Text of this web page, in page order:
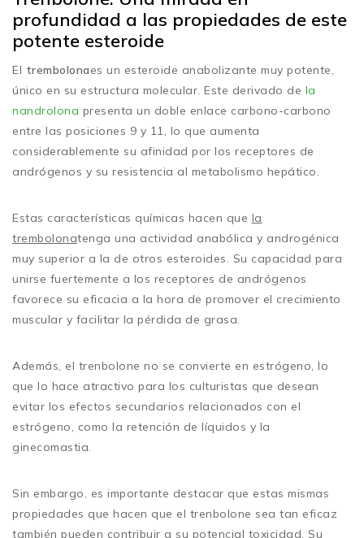
profundidad a las propiedades de este
potente esteroide
El trembolonaes un esteroide anabolizante muy potente,
único en su estructura molecular. Este derivado de la
nandrolona presenta un doble enlace carbono-carbono
entre las posiciones 9 y 11, lo que aumenta
considerablemente su afinidad por los receptores de
andrógenos y su resistencia al metabolismo hepático.
Estas características químicas hacen que la
trembolonatenga una actividad anabólica y androgénica
muy superior a la de otros esteroides. Su capacidad para
unirse fuertemente a los receptores de andrógenos
favorece su eficacia a la hora de promover el crecimiento
muscular y facilitar la pérdida de grasa.
Además, el trenbolone no se convierte en estrógeno, lo
que lo hace atractivo para los culturistas que desean
evitar los efectos secundarios relacionados con el
estrógeno, como la retención de líquidos y la
ginecomastia.
Sin embargo, es importante destacar que estas mismas
propiedades que hacen que el trenbolone sea tan eficaz
también pueden contribuir a su potencial toxicidad. Su